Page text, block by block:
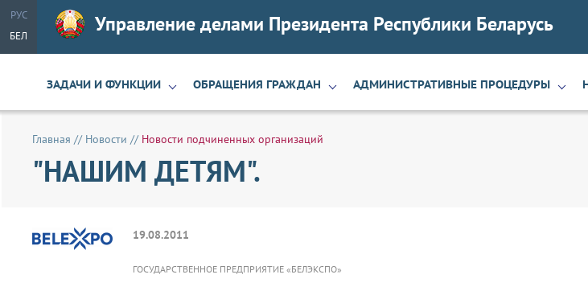
РУС
БЕЛ
Управление делами Президента Республики Беларусь
ЗАДАЧИ И ФУНКЦИИ ОБРАЩЕНИЯ ГРАЖДАН АДМИНИСТРАТИВНЫЕ ПРОЦЕДУРЫ
Главная // Новости // Новости подчиненных организаций
"НАШИМ ДЕТЯМ".
19.08.2011
ГОСУДАРСТВЕННОЕ ПРЕДПРИЯТИЕ «БЕЛЭКСПО»